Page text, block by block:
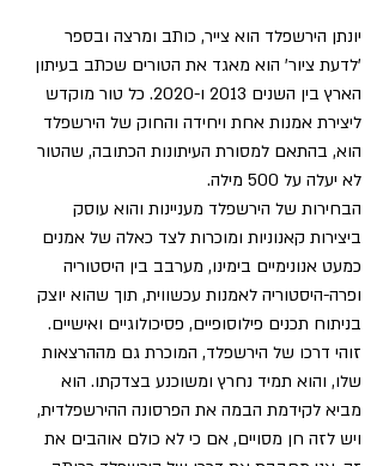
יונתן הירשפלד הוא צייר, כותב ומרצה ובספר
'לדעת ציור' הוא מאגד את הטורים שכתב בעיתון
הארץ בין השנים 2013 ו-2020. כל טור מוקדש
ליצירת אמנות אחת ויחידה והחוק של הירשפלד
הוא, בהתאם למסורת העיתונות הכתובה, שהטור
לא יעלה על 500 מילה.
הבחירות של הירשפלד מעניינות והוא עוסק
ביצירות קאנוניות ומוכרות לצד כאלה של אמנים
כמעט אנונימיים בימינו, מערבב בין היסטוריה
ופרה-היסטוריה לאמנות עכשווית, תוך שהוא יוצק
בניתוח תכנים פילוסופיים, פסיכולוגיים ואישיים.
זוהי דרכו של הירשפלד, המוכרת גם מההרצאות
שלו, והוא תמיד נחרץ ומשוכנע בצדקתו. הוא
מביא לקידמת הבמה את הפרסונה ההירשפלדית,
ויש לזה חן מסויים, אם כי לא כולם אוהבים את